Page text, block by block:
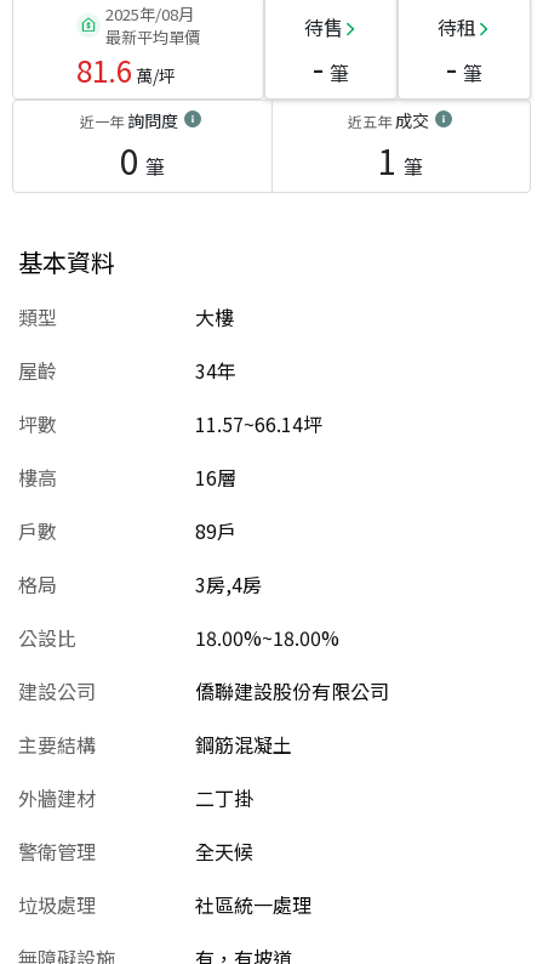
2025年/08月
最新平均單價
81.6 萬/坪
待售
- 筆
待租
- 筆
近一年詢問度
0 筆
近五年成交
1 筆
基本資料
類型
大樓
屋齡
34年
坪數
11.57~66.14坪
樓高
16層
戶數
89戶
格局
3房,4房
公設比
18.00%~18.00%
建設公司
僑聯建設股份有限公司
主要結構
鋼筋混凝土
外牆建材
二丁掛
警衛管理
全天候
垃圾處理
社區統一處理